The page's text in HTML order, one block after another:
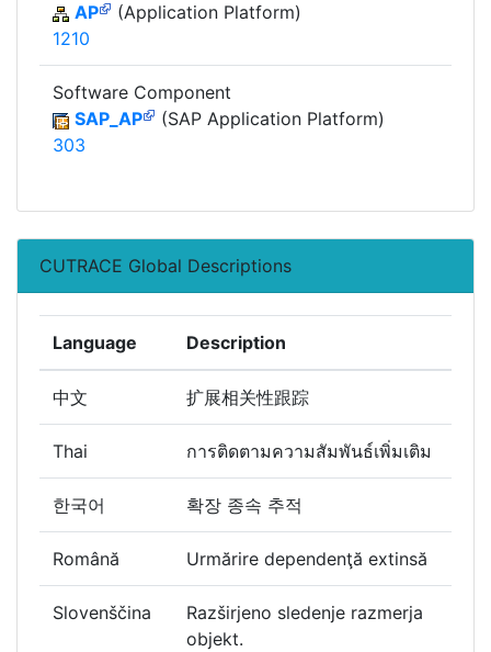
AP
(Application Platform)
1210
Software Component
SAP_AP
(SAP Application Platform)
303
CUTRACE Global Descriptions
Language Description
中文 扩展相关性跟踪
Thai การติดตามความสัมพันธ์เพิ่มเติม
한국어 확장 종속 추적
Română Urmărire dependenţă extinsă
Slovenščina
Razširjeno sledenje razmerja
objekt.